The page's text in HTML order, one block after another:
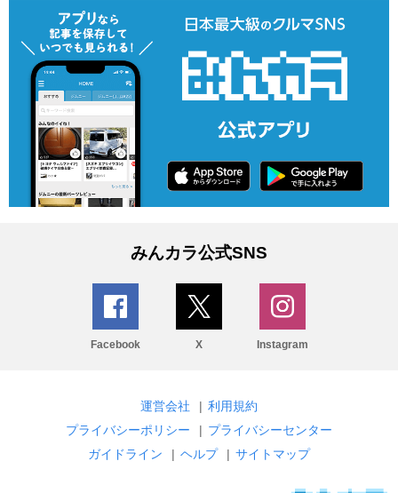
みんカラ公式SNS
Facebook X Instagram
運営会社 | 利用規約
プライバシーポリシー
| プライバシーセンター
ガイドライン
| ヘルプ | サイトマップ